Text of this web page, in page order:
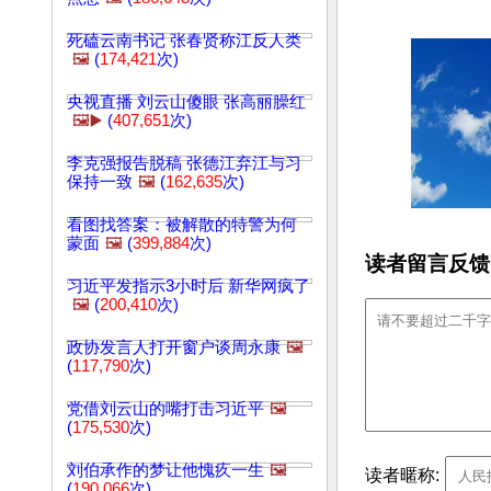
死磕云南书记 张春贤称江反人类
🖼️ (174,421次)
央视直播 刘云山傻眼 张高丽臊红
🖼️▶️ (407,651次)
李克强报告脱稿 张德江弃江与习
保持一致 🖼️ (162,635次)
看图找答案：被解散的特警为何
蒙面 🖼️ (399,884次)
习近平发指示3小时后 新华网疯了
🖼️ (200,410次)
政协发言人打开窗户谈周永康 🖼️
(117,790次)
党借刘云山的嘴打击习近平 🖼️
(175,530次)
刘伯承作的梦让他愧疚一生 🖼️
读者留言反
读者暱称: